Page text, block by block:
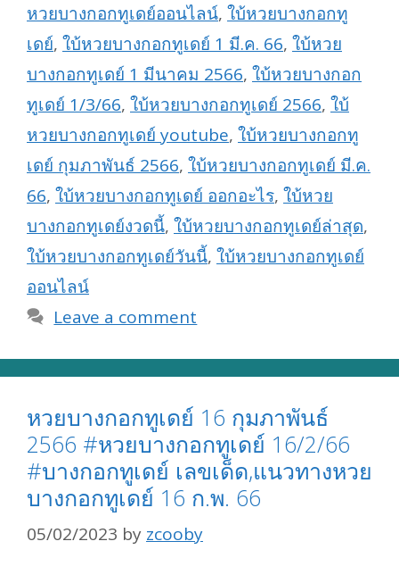
หวยบางกอกทูเดย์ออนไลน์, ใบ้หวยบางกอกทู
เดย์, ใบ้หวยบางกอกทูเดย์ 1 มี.ค. 66, ใบ้หวย
บางกอกทูเดย์ 1 มีนาคม 2566, ใบ้หวยบางกอก
ทูเดย์ 1/3/66, ใบ้หวยบางกอกทูเดย์ 2566, ใบ้
หวยบางกอกทูเดย์ youtube, ใบ้หวยบางกอกทู
เดย์ กุมภาพันธ์ 2566, ใบ้หวยบางกอกทูเดย์ มี.ค.
66, ใบ้หวยบางกอกทูเดย์ ออกอะไร, ใบ้หวย
บางกอกทูเดย์งวดนี้, ใบ้หวยบางกอกทูเดย์ล่าสุด,
ใบ้หวยบางกอกทูเดย์วันนี้, ใบ้หวยบางกอกทูเดย์
ออนไลน์
Leave a comment
หวยบางกอกทูเดย์ 16 กุมภาพันธ์
2566 #หวยบางกอกทูเดย์ 16/2/66
#บางกอกทูเดย์ เลขเด็ด,แนวทางหวย
บางกอกทูเดย์ 16 ก.พ. 66
05/02/2023 by zcooby